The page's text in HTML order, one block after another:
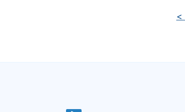
<